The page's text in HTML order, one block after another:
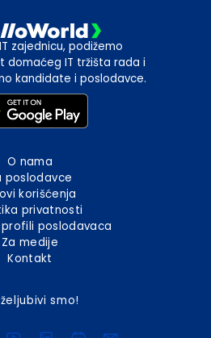
zajednicu, podižemo
domaćeg IT tržišta rada i
kandidate i poslodavce.
O nama
poslodavce
korišćenja
privatnosti
profili poslodavaca
Za medije
Kontakt
smo!